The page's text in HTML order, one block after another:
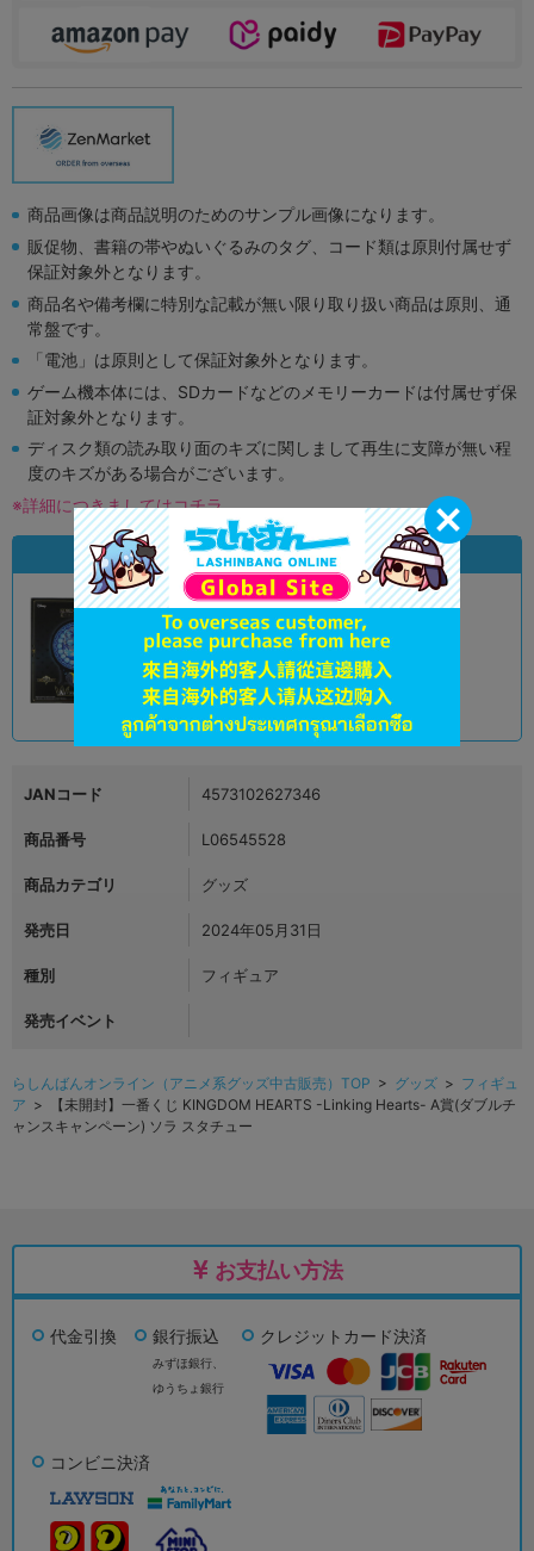
商品画像は商品説明のためのサンプル画像になります。
販促物、書籍の帯やぬいぐるみのタグ、コード類は原則付属せず
保証対象外となります。
商品名や備考欄に特別な記載が無い限り取り扱い商品は原則、通
常盤です。
「電池」は原則として保証対象外となります。
ゲーム機本体には、SDカードなどのメモリーカードは付属せず保
証対象外となります。
ディスク類の読み取り面のキズに関しまして再生に支障が無い程
度のキズがある場合がございます。
※詳細につきましてはコチラ
状態違いの同一商品
状態 :A
オンライン
品切状態 5,990円 税込
JANコード 4573102627346
商品番号 L06545528
商品カテゴリ グッズ
発売日 2024年05月31日
種別 フィギュア
発売イベント
らしんばんオンライン（アニメ系グッズ中古販売）TOP > グッズ > フィギュ
ア > 【未開封】一番くじ KINGDOM HEARTS -Linking Hearts- A賞(ダブルチ
ャンスキャンペーン) ソラ スタチュー
お支払い方法
代金引換 銀行振込
みずほ銀行、
ゆうちょ銀行
クレジットカード決済
コンビニ決済